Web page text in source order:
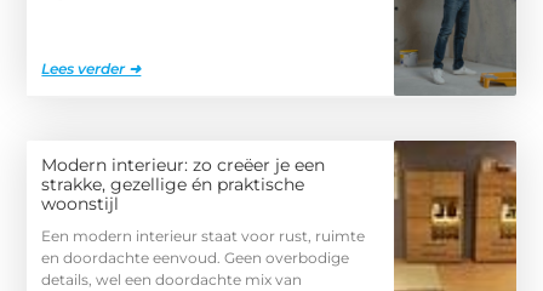
Lees verder ➜
Modern interieur: zo creëer je een
strakke, gezellige én praktische
woonstijl
Een modern interieur staat voor rust, ruimte
en doordachte eenvoud. Geen overbodige
details, wel een doordachte mix van